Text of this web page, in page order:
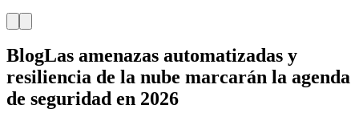
BlogLas amenazas automatizadas y
resiliencia de la nube marcarán la agenda
de seguridad en 2026